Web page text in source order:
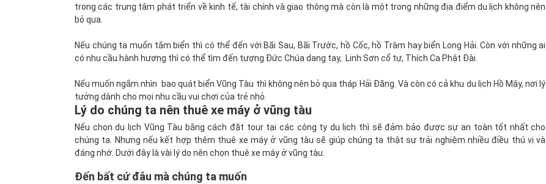
trong các trung tâm phát triển về kinh tế, tài chính và giao thông mà còn là một trong những địa điểm du lịch không nên
bỏ qua.
Nếu chúng ta muốn tắm biển thì có thể đến với Bãi Sau, Bãi Trước, hồ Cốc, hồ Tràm hay biển Long Hải. Còn với những ai
có nhu cầu hành hương thì có thể tìm đến tượng Đức Chúa dang tay, Linh Sơn cổ tự, Thích Ca Phật Đài.
Nếu muốn ngắm nhìn bao quát biển Vũng Tàu thì không nên bỏ qua tháp Hải Đăng. Và còn có cả khu du lịch Hồ Mây, nơi lý
tưởng dành cho mọi nhu cầu vui chơi của trẻ nhỏ.
Lý do chúng ta nên thuê xe máy ở vũng tàu
Nếu chọn du lịch Vũng Tàu bằng cách đặt tour tại các công ty du lịch thì sẽ đảm bảo được sự an toàn tốt nhất cho
chúng ta. Nhưng nếu kết hợp thêm thuê xe máy ở vũng tàu sẽ giúp chúng ta thật sự trải nghiệm nhiều điều thú vị và
đáng nhớ. Dưới đây là vài lý do nên chọn thuê xe máy ở vũng tàu.
Đến bất cứ đâu mà chúng ta muốn